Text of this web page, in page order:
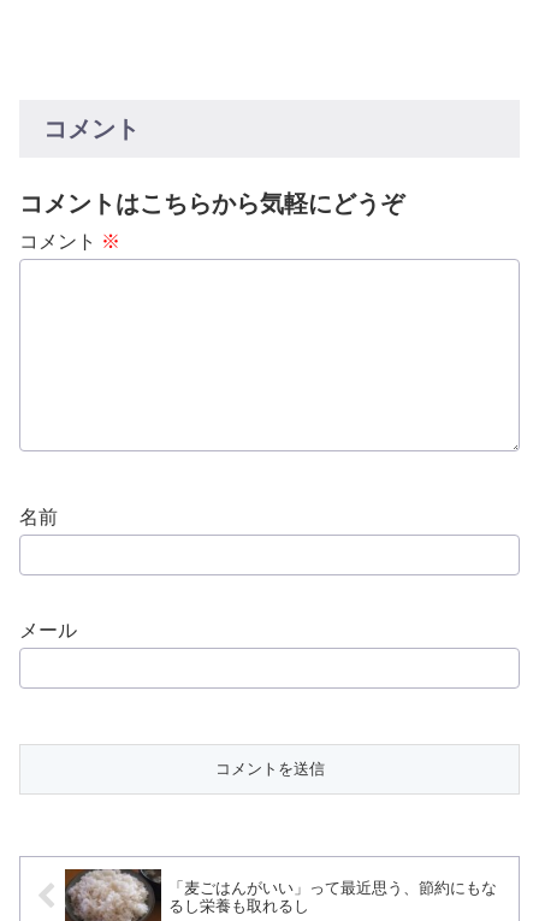
コメント
コメントはこちらから気軽にどうぞ
コメント ※
名前
メール
「麦ごはんがいい」って最近思う、節約にもな
るし栄養も取れるし